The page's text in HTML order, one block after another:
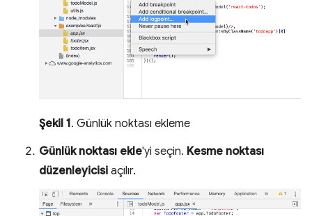
Şekil 1. Günlük noktası ekleme
Günlük noktası ekle'yi seçin. Kesme noktası
düzenleyicisi açılır.